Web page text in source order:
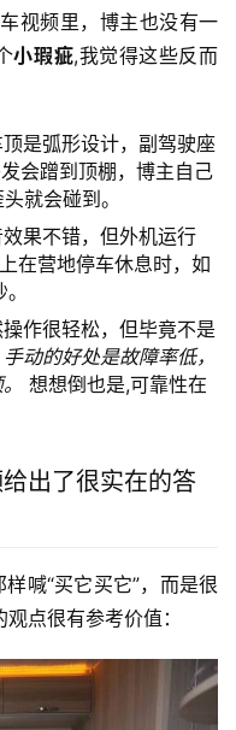
视频里，博主也没有一
小瑕疵,我觉得这些反而
顶是弧形设计，副驾驶座
会蹭到顶棚，博主自己
就会碰到。
果不错，但外机运行
在营地停车休息时，如
操作很轻松，但毕竟不是
动的好处是故障率低，
想想倒也是,可靠性在
出了很实在的答
喊“买它买它”，而是很
点很有参考价值：